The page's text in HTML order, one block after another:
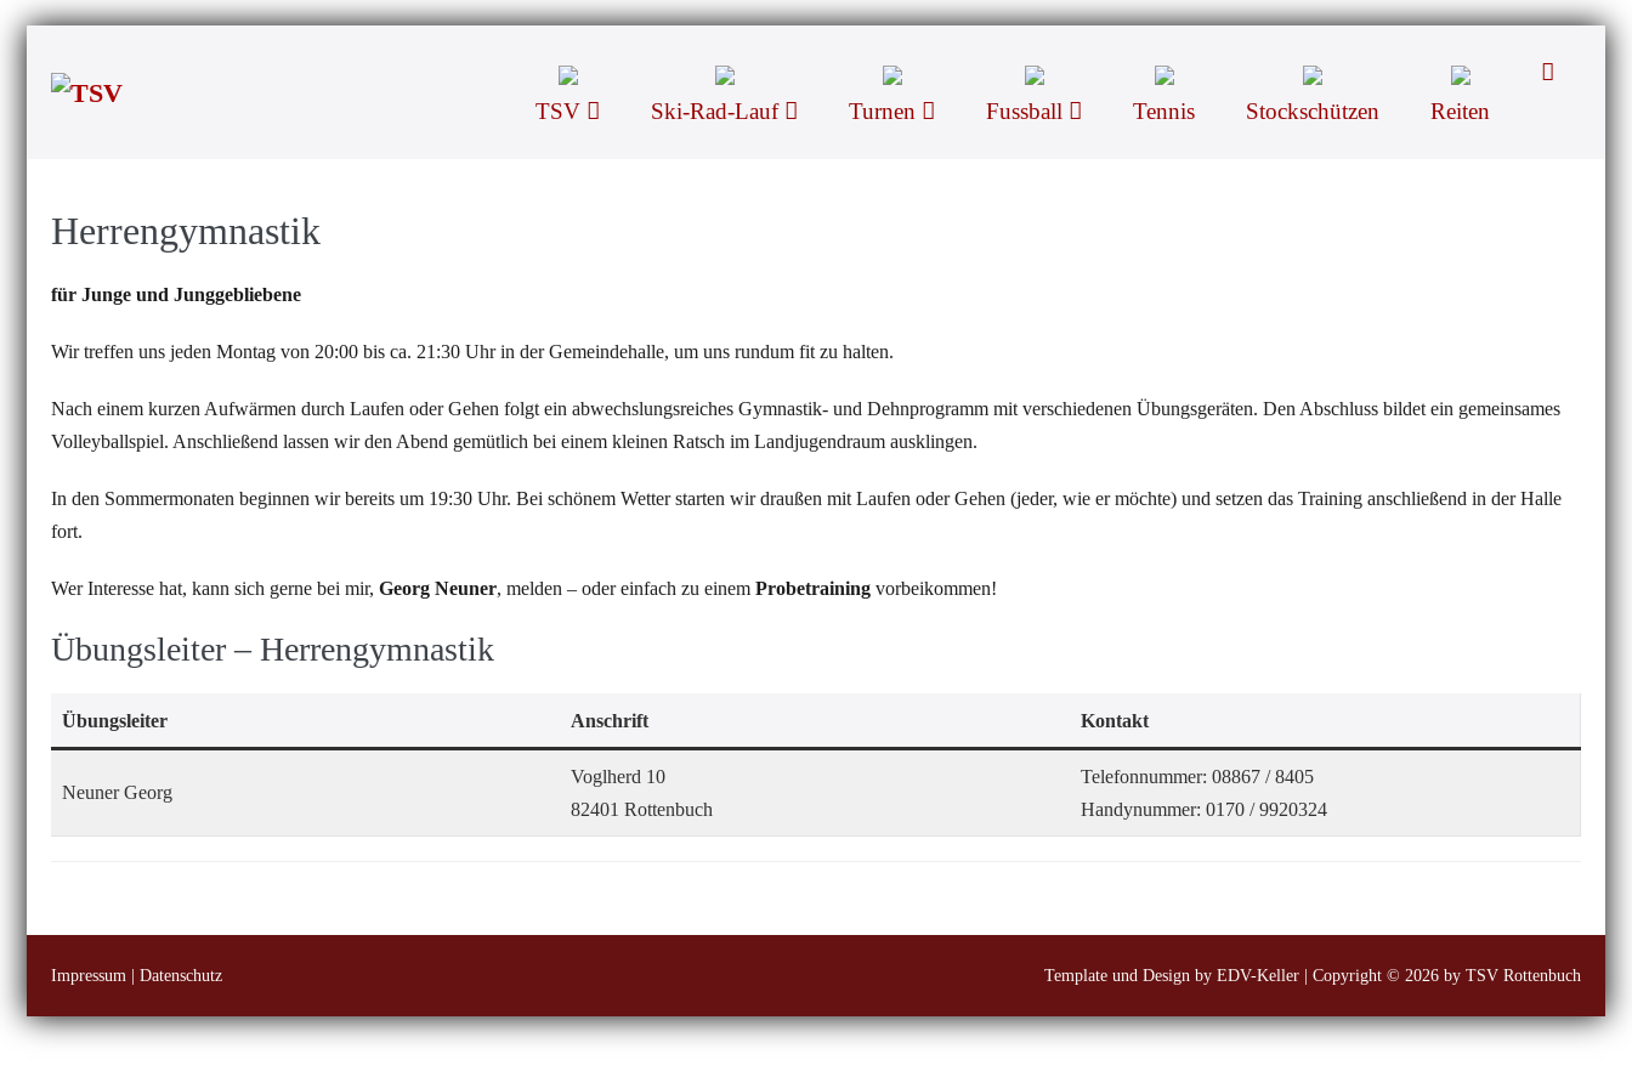
Zum
TSV Ski-Rad-Lauf Turnen Fussball Tennis Stockschützen Reiten
Suche-
Herrengymnastik
für Junge und Junggebliebene
Wir treffen uns jeden Montag von 20:00 bis ca. 21:30 Uhr in der Gemeindehalle, um uns rundum fit zu halten.
Nach einem kurzen Aufwärmen durch Laufen oder Gehen folgt ein abwechslungsreiches Gymnastik- und Dehnprogramm mit verschiedenen Übungsgeräten. Den Abschluss bildet ein gemeinsames
Volleyballspiel. Anschließend lassen wir den Abend gemütlich bei einem kleinen Ratsch im Landjugendraum ausklingen.
In den Sommermonaten beginnen wir bereits um 19:30 Uhr. Bei schönem Wetter starten wir draußen mit Laufen oder Gehen (jeder, wie er möchte) und setzen das Training anschließend in der Halle
fort.
Wer Interesse hat, kann sich gerne bei mir, Georg Neuner, melden – oder einfach zu einem Probetraining vorbeikommen!
Übungsleiter – Herrengymnastik
Übungsleiter Anschrift Kontakt
Neuner Georg
Voglherd 10
82401 Rottenbuch
Telefonnummer: 08867 / 8405
Handynummer: 0170 / 9920324
Impressum Datenschutz Template und Design by EDV-Keller | Copyright © 2026 by TSV Rottenbuch